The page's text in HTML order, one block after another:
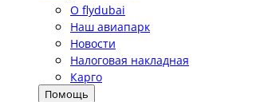
О flydubai
Наш авиапарк
Новости
Налоговая накладная
Карго
Помощь